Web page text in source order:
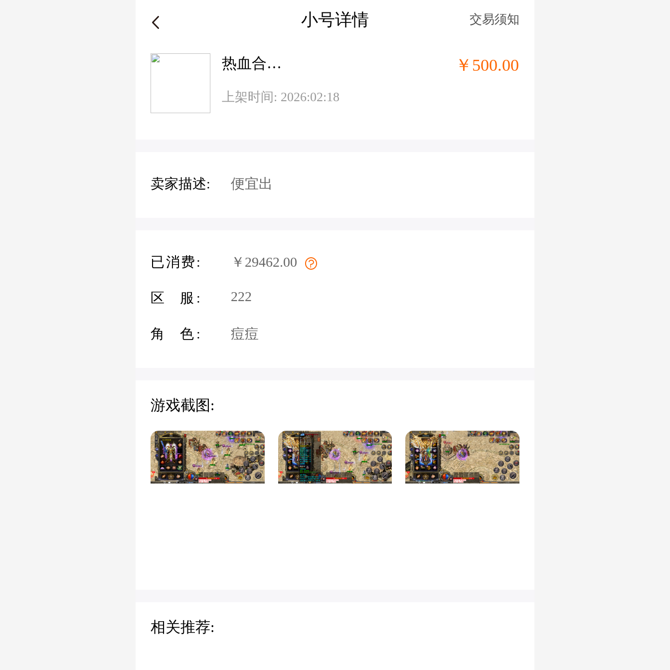
小号详情 交易须知
热血合击-女神合击-老板服
上架时间: 2026:02:18
￥500.00
卖家描述: 便宜出
已消费: ￥29462.00
区 服: 222
角 色: 痘痘
游戏截图:
相关推荐: